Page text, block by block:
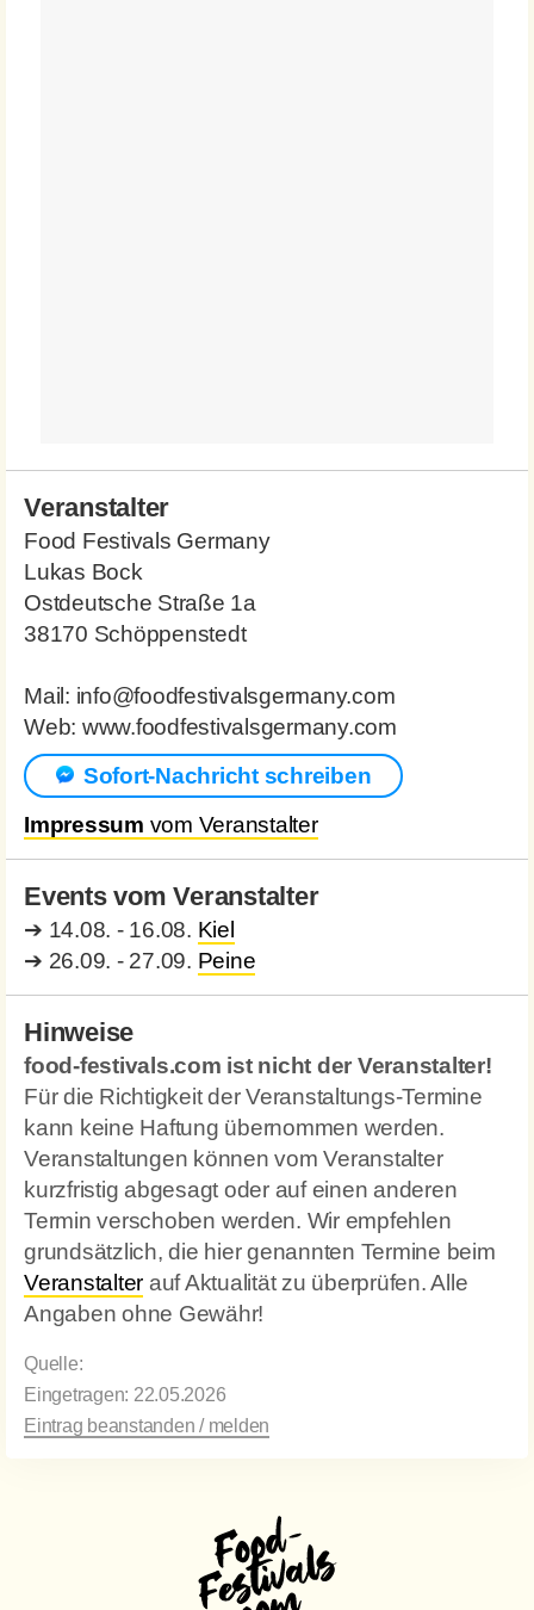
Veranstalter
Food Festivals Germany
Lukas Bock
Ostdeutsche Straße 1a
38170 Schöppenstedt
Mail: info@foodfestivalsgermany.com
Web: www.foodfestivalsgermany.com
Sofort-Nachricht schreiben
Impressum vom Veranstalter
Events vom Veranstalter
➔ 14.08. - 16.08. Kiel
➔ 26.09. - 27.09. Peine
Hinweise
food-festivals.com ist nicht der Veranstalter!
Für die Richtigkeit der Veranstaltungs-Termine
kann keine Haftung übernommen werden.
Veranstaltungen können vom Veranstalter
kurzfristig abgesagt oder auf einen anderen
Termin verschoben werden. Wir empfehlen
grundsätzlich, die hier genannten Termine beim
Veranstalter auf Aktualität zu überprüfen. Alle
Angaben ohne Gewähr!
Quelle:
Eingetragen: 22.05.2026
Eintrag beanstanden / melden